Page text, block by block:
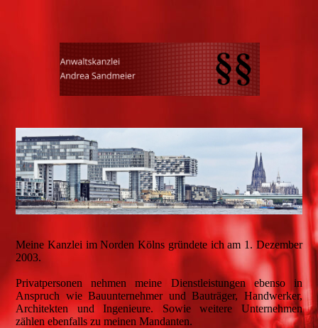
Meine Kanzlei im Norden Kölns gründete ich am 1. Dezember
2003.
Privatpersonen nehmen meine Dienstleistungen ebenso in
Anspruch wie Bauunternehmer und Bauträger, Handwerker,
Architekten und Ingenieure. Sowie weitere Unternehmen
zählen ebenfalls zu meinen Mandanten.